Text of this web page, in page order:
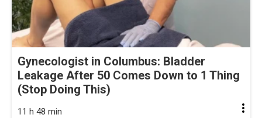
Gynecologist in Columbus: Bladder
Leakage After 50 Comes Down to 1 Thing
(Stop Doing This)
11 h 48 min